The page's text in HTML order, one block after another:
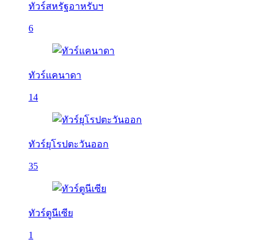
ทัวร์สหรัฐอาหรับฯ
6
ทัวร์แคนาดา
14
ทัวร์ยุโรปตะวันออก
35
ทัวร์ตูนีเซีย
1